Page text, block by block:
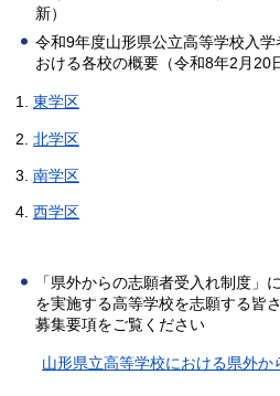
新）
令和9年度山形県公立高等学校入
おける各校の概要（令和8年2月20
1. 東学区
2. 北学区
3. 南学区
4. 西学区
「県外からの志願者受入れ制度」
を実施する高等学校を志願する皆
募集要項をご覧ください
山形県立高等学校における県外